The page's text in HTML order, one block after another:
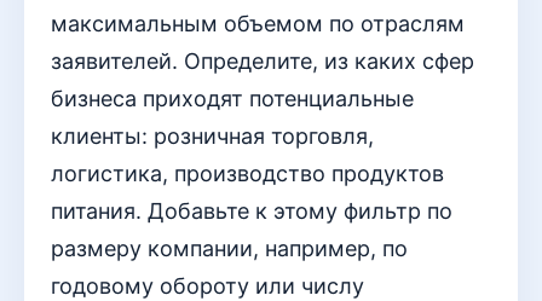
максимальным объемом по отраслям
заявителей. Определите, из каких сфер
бизнеса приходят потенциальные
клиенты: розничная торговля,
логистика, производство продуктов
питания. Добавьте к этому фильтр по
размеру компании, например, по
годовому обороту или числу